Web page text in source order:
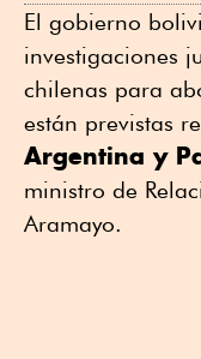
El gobierno
investigaciones
chilenas para
están previstas
Argentina y
ministro de
Aramayo.